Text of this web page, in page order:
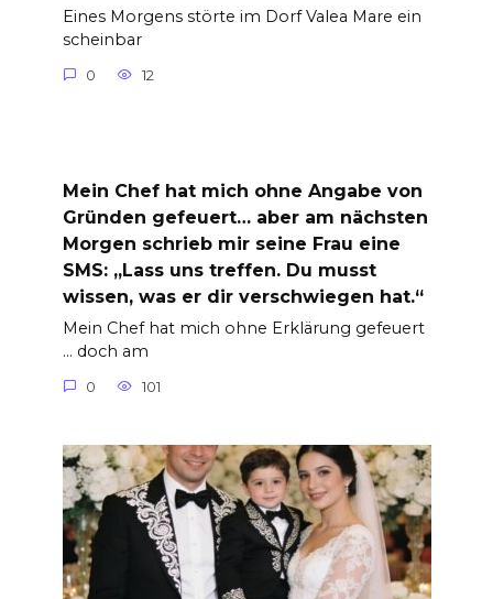
Eines Morgens störte im Dorf Valea Mare ein
scheinbar
0 12
Mein Chef hat mich ohne Angabe von
Gründen gefeuert… aber am nächsten
Morgen schrieb mir seine Frau eine
SMS: „Lass uns treffen. Du musst
wissen, was er dir verschwiegen hat.“
Mein Chef hat mich ohne Erklärung gefeuert
… doch am
0 101